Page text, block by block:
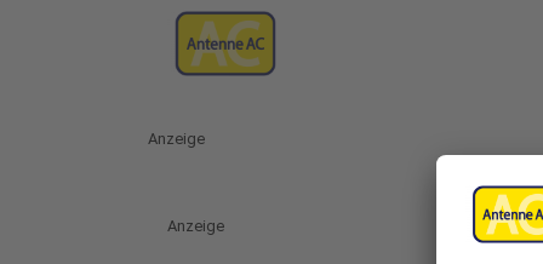
Anzeige
Anzeige